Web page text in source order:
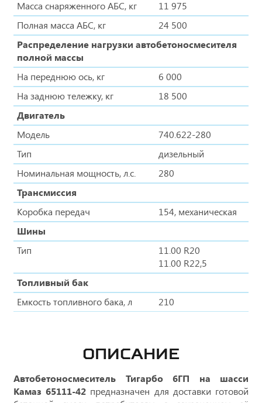
Масса снаряженного АБС, кг
11 975
Полная масса АБС, кг
24 500
Распределение нагрузки автобетоносмесителя
полной массы
На переднюю ось, кг
6 000
На заднюю тележку, кг
18 500
Двигатель
Модель
740.622-280
Тип
дизельный
Номинальная мощность, л.с.
280
Трансмиссия
Коробка передач
154, механическая
Шины
Тип
11.00 R20
11.00 R22,5
Топливный бак
Емкость топливного бака, л
210
ОПИСАНИЕ
Автобетоносмеситель Тигарбо 6ГП на шасси
Камаз 65111-42 предназначен для доставки готовой